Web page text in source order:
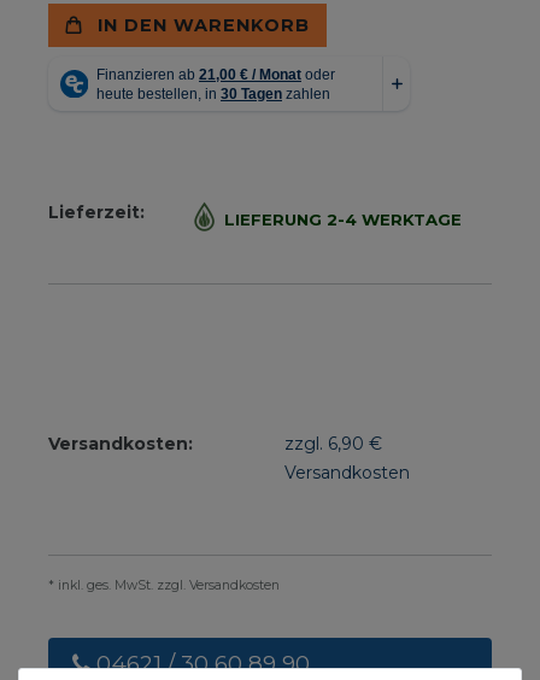
IN DEN WARENKORB
Lieferzeit: LIEFERUNG 2-4 WERKTAGE
Versandkosten:
zzgl. 6,90 €
Versandkosten
* inkl. ges. MwSt. zzgl. Versandkosten
04621 / 30 60 89 90